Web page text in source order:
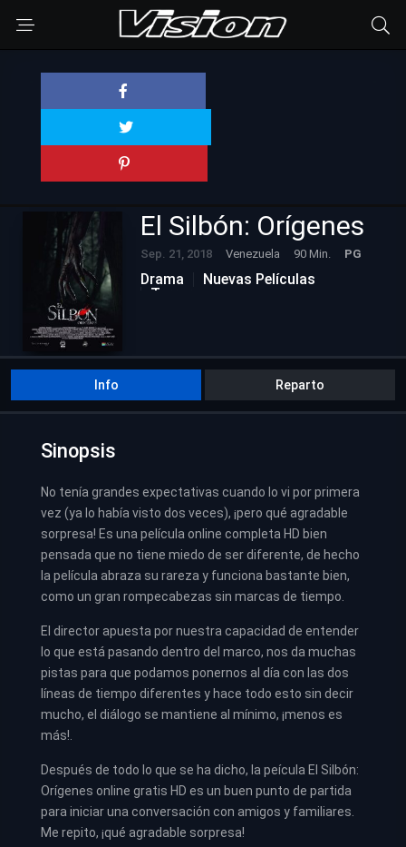
El Silbón: Orígenes
Sep. 21, 2018 Venezuela 90 Min. PG
Drama
Nuevas Películas
Terror
Info Reparto
Sinopsis
No tenía grandes expectativas cuando lo vi por primera
vez (ya lo había visto dos veces), ¡pero qué agradable
sorpresa! Es una película online completa HD bien
pensada que no tiene miedo de ser diferente, de hecho
la película abraza su rareza y funciona bastante bien,
como un gran rompecabezas sin marcas de tiempo.
El director apuesta por nuestra capacidad de entender
lo que está pasando dentro del marco, nos da muchas
pistas para que podamos ponernos al día con las dos
líneas de tiempo diferentes y hace todo esto sin decir
mucho, el diálogo se mantiene al mínimo, ¡menos es
más!.
Después de todo lo que se ha dicho, la peícula El Silbón:
Orígenes online gratis HD es un buen punto de partida
para iniciar una conversación con amigos y familiares.
Me repito, ¡qué agradable sorpresa!